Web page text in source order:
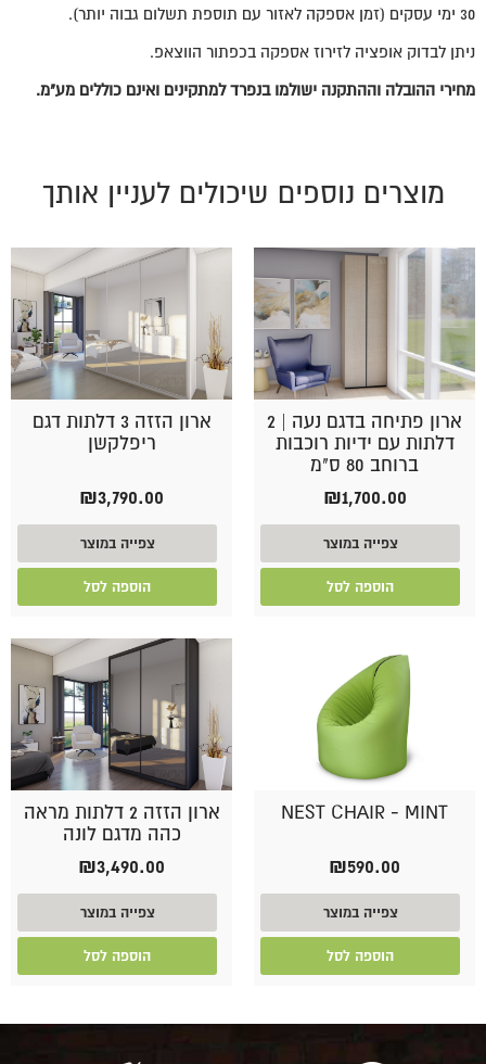
30 ימי עסקים (זמן אספקה לאזור עם תוספת תשלום גבוה יותר).
ניתן לבדוק אופציה לזירוז אספקה בכפתור הווצאפ.
מחירי ההובלה וההתקנה ישולמו בנפרד למתקינים ואינם כוללים מע"מ.
מוצרים נוספים שיכולים לעניין אותך
ארון פתיחה בדגם נעה | 2
דלתות עם ידיות רוכבות
ברוחב 80 ס"מ
₪1,700.00
צפייה במוצר
הוספה לסל
ארון הזזה 3 דלתות דגם
ריפלקשן
₪3,790.00
צפייה במוצר
הוספה לסל
NEST CHAIR - MINT
₪590.00
צפייה במוצר
הוספה לסל
ארון הזזה 2 דלתות מראה
כהה מדגם לונה
₪3,490.00
צפייה במוצר
הוספה לסל